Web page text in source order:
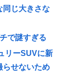
同じ大きさな
で謎すぎる
リーSUVに新
らせないため